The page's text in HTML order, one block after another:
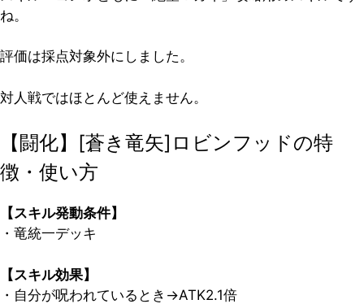
ね。
評価は採点対象外にしました。
対人戦ではほとんど使えません。
【闘化】[蒼き竜矢]ロビンフッドの特
徴・使い方
【スキル発動条件】
・竜統一デッキ
【スキル効果】
・自分が呪われているとき→ATK2.1倍